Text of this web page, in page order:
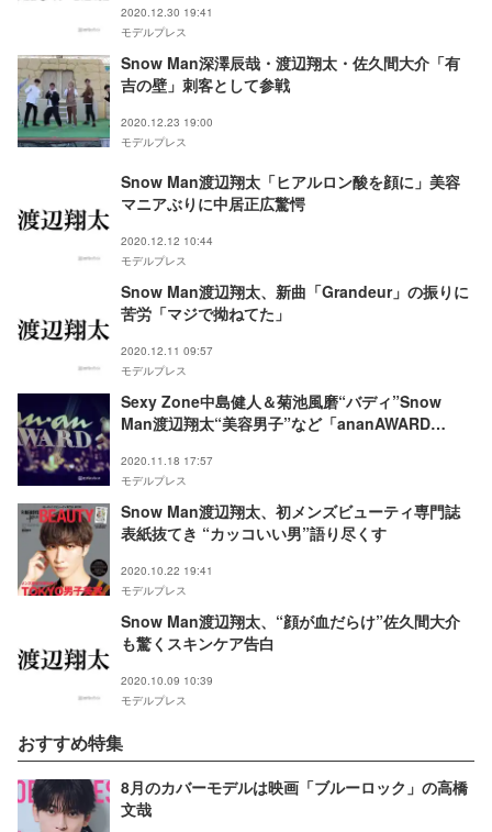
2020.12.30 19:41
モデルプレス
Snow Man深澤辰哉・渡辺翔太・佐久間大介「有
吉の壁」刺客として参戦
2020.12.23 19:00
モデルプレス
Snow Man渡辺翔太「ヒアルロン酸を顔に」美容
マニアぶりに中居正広驚愕
2020.12.12 10:44
モデルプレス
Snow Man渡辺翔太、新曲「Grandeur」の振りに
苦労「マジで拗ねてた」
2020.12.11 09:57
モデルプレス
Sexy Zone中島健人＆菊池風磨“バディ”Snow
Man渡辺翔太“美容男子”など「ananAWARD
2020.11.18 17:57
モデルプレス
Snow Man渡辺翔太、初メンズビューティ専門誌
表紙抜てき “カッコいい男”語り尽くす
2020.10.22 19:41
モデルプレス
Snow Man渡辺翔太、“顔が血だらけ”佐久間大介
も驚くスキンケア告白
2020.10.09 10:39
モデルプレス
おすすめ特集
8月のカバーモデルは映画「ブルーロック」の高橋
文哉